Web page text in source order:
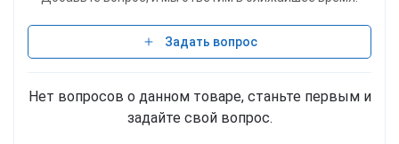
Задать вопрос
Нет вопросов о данном товаре, станьте первым и
задайте свой вопрос.